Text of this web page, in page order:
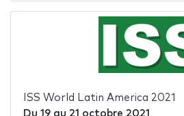
ISS World Latin America 2021
Du 19au 21 octobre 2021